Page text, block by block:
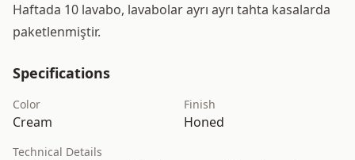
Haftada 10 lavabo, lavabolar ayrı ayrı tahta kasalarda
paketlenmiştir.
Specifications
Color
Cream
Finish
Honed
Technical Details